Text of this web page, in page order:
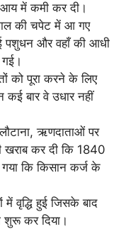
में कमी कर दी।
की चपेट में आ गए
पशुधन और वहाँ की आधी
को पूरा करने के लिए
बार वे उधार नहीं
ऋणदाताओं पर
खराब कर दी कि 1840
कि किसान कर्ज के
वृद्धि हुई जिसके बाद
शुरू कर दिया।